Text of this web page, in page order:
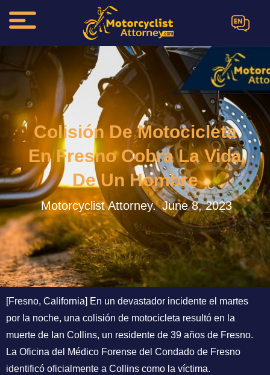
EN
Colisión De Motocicleta
En Fresno Cobra La Vida
De Un Hombre
Motorcyclist Attorney. June 8, 2023
[Fresno, California] En un devastador incidente el martes
por la noche, una colisión de motocicleta resultó en la
muerte de Ian Collins, un residente de 39 años de Fresno.
La Oficina del Médico Forense del Condado de Fresno
identificó oficialmente a Collins como la víctima.